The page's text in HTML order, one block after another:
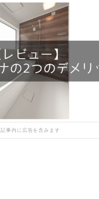
記事内に広告を含みます